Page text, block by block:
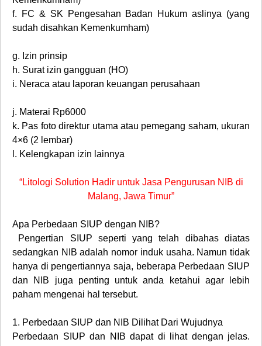
f.
FC & SK Pengesahan Badan Hukum aslinya (yang
sudah disahkan Kemenkumham)
g. Izin prinsip
h. Surat izin gangguan (HO)
i. Neraca atau laporan keuangan perusahaan
j. Materai Rp6000
k. Pas foto direktur utama atau pemegang saham, ukuran
4×6 (2 lembar)
l. Kelengkapan izin lainnya
“Litologi Solution Hadir untuk Jasa Pengurusan NIB di
Malang, Jawa Timur”
Apa Perbedaan SIUP dengan NIB?
Pengertian SIUP seperti yang telah dibahas diatas
sedangkan NIB adalah nomor induk usaha. Namun tidak
hanya di pengertiannya saja, beberapa Perbedaan SIUP
dan NIB juga penting untuk anda ketahui agar lebih
paham mengenai hal tersebut.
1. Perbedaan SIUP dan NIB Dilihat Dari Wujudnya
Perbedaan SIUP dan NIB dapat di lihat dengan jelas.